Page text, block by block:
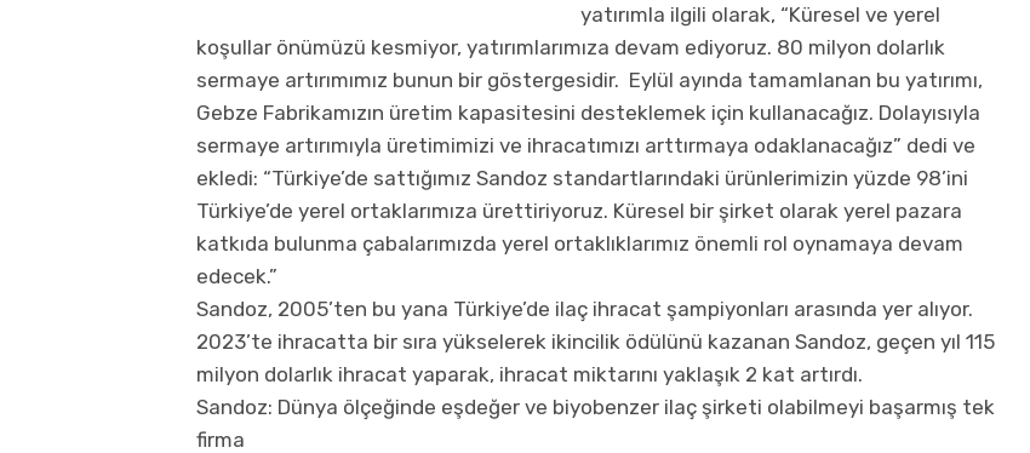
yatırımla ilgili olarak, “Küresel ve yerel
koşullar önümüzü kesmiyor, yatırımlarımıza devam ediyoruz. 80 milyon dolarlık
sermaye artırımımız bunun bir göstergesidir. Eylül ayında tamamlanan bu yatırımı,
Gebze Fabrikamızın üretim kapasitesini desteklemek için kullanacağız. Dolayısıyla
sermaye artırımıyla üretimimizi ve ihracatımızı arttırmaya odaklanacağız” dedi ve
ekledi: “Türkiye’de sattığımız Sandoz standartlarındaki ürünlerimizin yüzde 98’ini
Türkiye’de yerel ortaklarımıza ürettiriyoruz. Küresel bir şirket olarak yerel pazara
katkıda bulunma çabalarımızda yerel ortaklıklarımız önemli rol oynamaya devam
edecek.”
Sandoz, 2005’ten bu yana Türkiye’de ilaç ihracat şampiyonları arasında yer alıyor.
2023’te ihracatta bir sıra yükselerek ikincilik ödülünü kazanan Sandoz, geçen yıl 115
milyon dolarlık ihracat yaparak, ihracat miktarını yaklaşık 2 kat artırdı.
Sandoz: Dünya ölçeğinde eşdeğer ve biyobenzer ilaç şirketi olabilmeyi başarmış tek
firma